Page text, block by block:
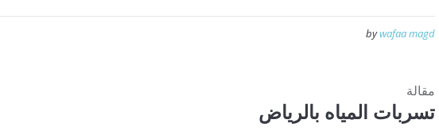
bywafaa magd
مقالة
تسربات المياه بالرياض